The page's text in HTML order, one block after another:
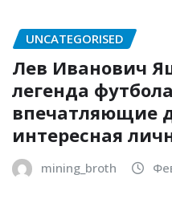
UNCATEGORISED
Лев Иванович
легенда
впечатляющие
интересная
mining_broth